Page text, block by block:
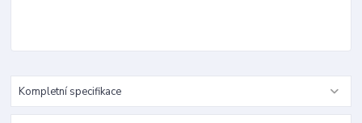
Kompletní specifikace